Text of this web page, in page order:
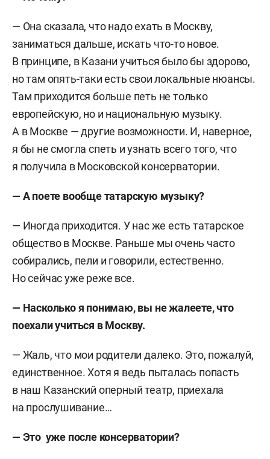
— Она сказала, что надо ехать в Москву,
заниматься дальше, искать что-то новое.
В принципе, в Казани учиться было бы здорово,
но там опять-таки есть свои локальные нюансы.
Там приходится больше петь не только
европейскую, но и национальную музыку.
А в Москве — другие возможности. И, наверное,
я бы не смогла спеть и узнать всего того, что
я получила в Московской консерватории.
— А поете вообще татарскую музыку?
— Иногда приходится. У нас же есть татарское
общество в Москве. Раньше мы очень часто
собирались, пели и говорили, естественно.
Но сейчас уже реже все.
— Насколько я понимаю, вы не жалеете, что
поехали учиться в Москву.
— Жаль, что мои родители далеко. Это, пожалуй,
единственное. Хотя я ведь пыталась попасть
в наш Казанский оперный театр, приехала
на прослушивание…
— Это уже после консерватории?